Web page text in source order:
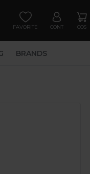
FAVORITE CONT COS
BRANDS